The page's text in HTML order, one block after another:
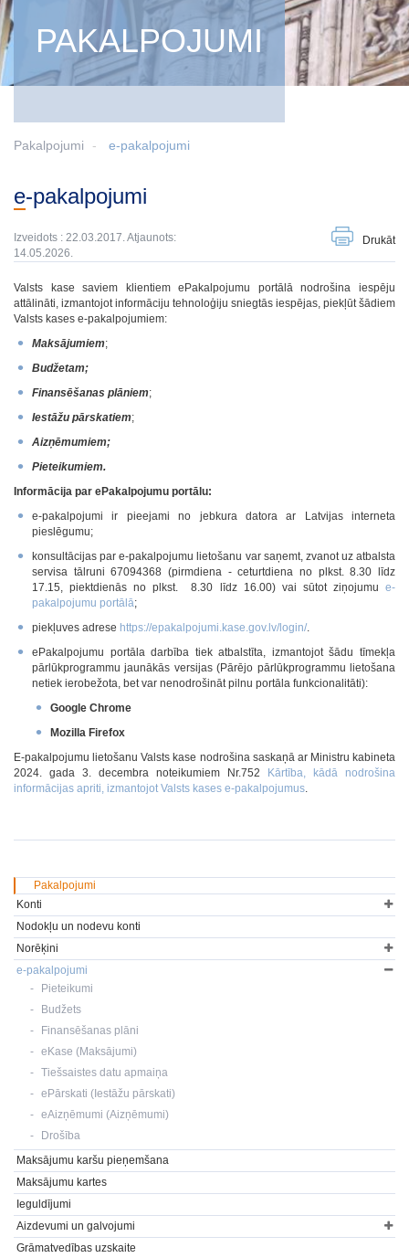
PAKALPOJUMI
Pakalpojumi e-pakalpojumi
e-pakalpojumi
Izveidots : 22.03.2017. Atjaunots:
14.05.2026.
Drukāt
Valsts kase saviem klientiem ePakalpojumu portālā nodrošina iespēju
attālināti, izmantojot informāciju tehnoloģiju sniegtās iespējas, piekļūt šādiem
Valsts kases e-pakalpojumiem:
Maksājumiem;
Budžetam;
Finansēšanas plāniem;
Iestāžu pārskatiem;
Aizņēmumiem;
Pieteikumiem.
Informācija par ePakalpojumu portālu:
e-pakalpojumi ir pieejami no jebkura datora ar Latvijas interneta
pieslēgumu;
konsultācijas par e-pakalpojumu lietošanu var saņemt, zvanot uz atbalsta
servisa tālruni 67094368 (pirmdiena - ceturtdiena no plkst. 8.30 līdz
17.15, piektdienās no plkst. 8.30 līdz 16.00) vai sūtot ziņojumu e-
pakalpojumu portālā;
piekļuves adrese https://epakalpojumi.kase.gov.lv/login/.
ePakalpojumu portāla darbība tiek atbalstīta, izmantojot šādu tīmekļa
pārlūkprogrammu jaunākās versijas (Pārējo pārlūkprogrammu lietošana
netiek ierobežota, bet var nenodrošināt pilnu portāla funkcionalitāti):
Google Chrome
Mozilla Firefox
E-pakalpojumu lietošanu Valsts kase nodrošina saskaņā ar Ministru kabineta
2024. gada 3. decembra noteikumiem Nr.752
Kārtība, kādā nodrošina
informācijas apriti, izmantojot Valsts kases e-pakalpojumus.
Pakalpojumi
Konti
Nodokļu un nodevu konti
Norēķini
e-pakalpojumi
Pieteikumi
Budžets
Finansēšanas plāni
eKase (Maksājumi)
Tiešsaistes datu apmaiņa
ePārskati (Iestāžu pārskati)
eAizņēmumi (Aizņēmumi)
Drošība
Maksājumu karšu pieņemšana
Maksājumu kartes
Ieguldījumi
Aizdevumi un galvojumi
Grāmatvedības uzskaite